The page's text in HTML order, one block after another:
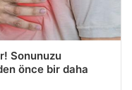
Sonunuzu
önce bir daha